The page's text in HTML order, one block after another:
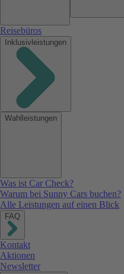
Reisebüros
Inklusivleistungen
Wahlleistungen
Was ist Car Check?
Warum bei Sunny Cars buchen?
Alle Leistungen auf einen Blick
FAQ
Kontakt
Aktionen
Newsletter